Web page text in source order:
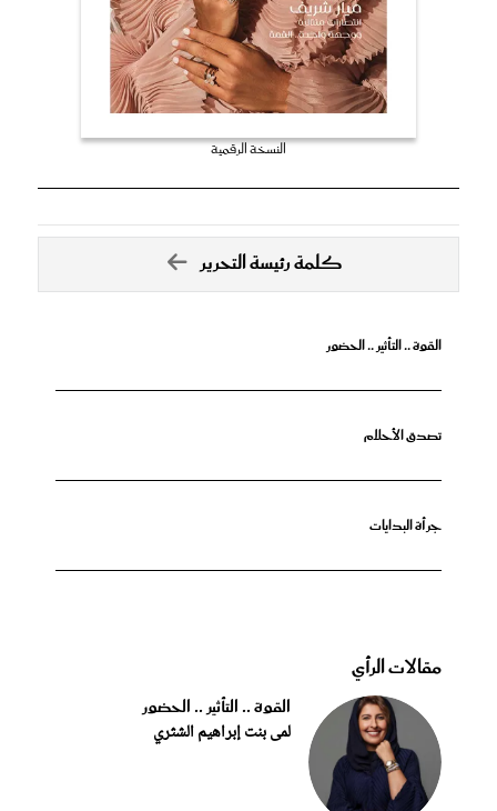
النسخة الرقمية
كلمة رئيسة التحرير
القوة .. التأثير .. الحضور
تصدق الأحلام
جرأة البدايات
مقالات الرأي
القوة .. التأثير .. الحضور
لمى بنت إبراهيم الشثري